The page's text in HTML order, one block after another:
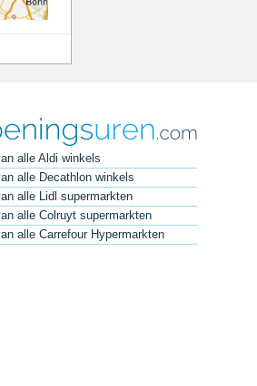
alle Aldi winkels
alle Decathlon winkels
alle Lidl supermarkten
alle Colruyt supermarkten
alle Carrefour Hypermarkten